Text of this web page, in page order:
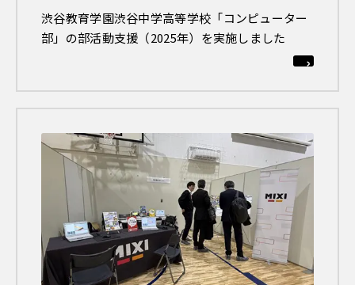
渋谷教育学園渋谷中学高等学校「コンピューター
部」の部活動支援（2025年）を実施しました